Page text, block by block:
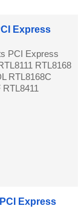
Express
PCI Express
RTL8168
RTL8168C
RTL8411
Express